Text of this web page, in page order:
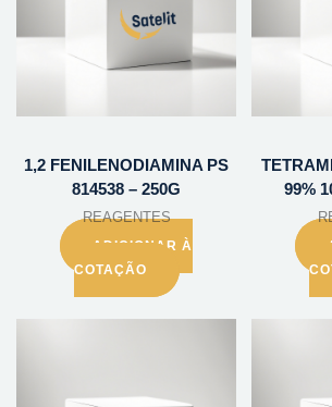
1,2 FENILENODIAMINA PS
814538 – 250G
REAGENTES
ADICIONAR À
COTAÇÃO
99%